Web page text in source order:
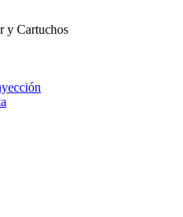
y Cartuchos